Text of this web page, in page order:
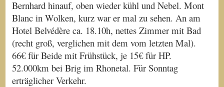
Bernhard hinauf, oben wieder kühl und Nebel. Mont
Blanc in Wolken, kurz war er mal zu sehen. An am
Hotel Belvédère ca. 18.10h, nettes Zimmer mit Bad
(recht groß, verglichen mit dem vom letzten Mal).
66€ für Beide mit Frühstück, je 15€ für HP.
52.000km bei Brig im Rhonetal. Für Sonntag
erträglicher Verkehr.